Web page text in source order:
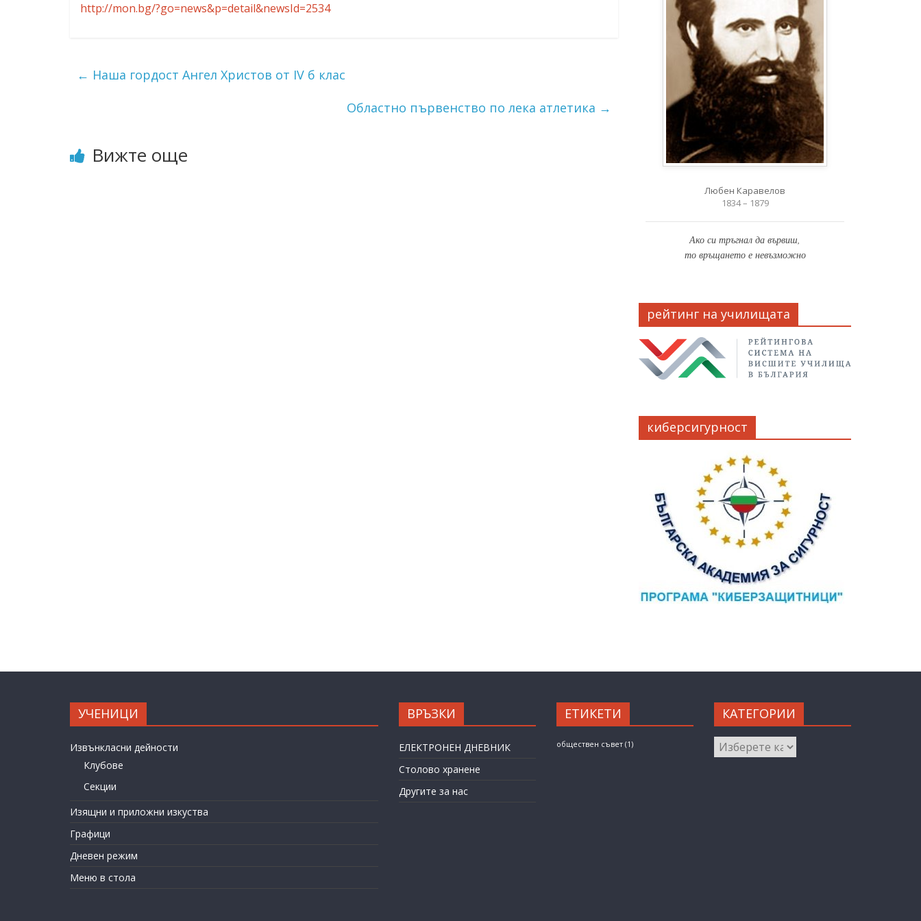
ресурси (ЦРЧР)
http://mon.bg/?go=news&p=detail&newsId=2534
← Наша гордост Ангел Христов от IV б клас
Областно първенство по лека атлетика →
Вижте още
Любен Каравелов
1834 – 1879
Ако си тръгнал да вървиш,
то връщането е невъзможно
рейтинг на училищата
киберсигурност
УЧЕНИЦИ
Извънкласни дейности
Клубове
Секции
Изящни и приложни изкуства
Графици
Дневен режим
Меню в стола
ВРЪЗКИ
ЕЛЕКТРОНЕН ДНЕВНИК
Столово хранене
Другите за нас
ЕТИКЕТИ
обществен съвет(1)
КАТЕГОРИИ
КАТЕГОРИИ